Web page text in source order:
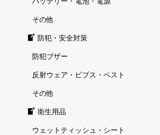
その他
防犯・安全対策
防犯ブザー
反射ウェア・ビブス・ベスト
その他
衛生用品
ウェットティッシュ・シート